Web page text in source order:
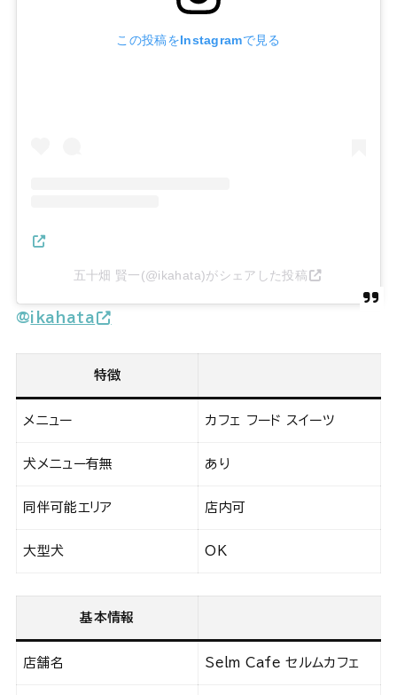
この投稿をInstagramで見る
五十畑 賢一(@ikahata)がシェアした投稿
@ikahata
特徴
メニュー カフェ フード スイーツ
犬メニュー有無 あり
同伴可能エリア 店内可
大型犬 OK
基本情報
店舗名 Selm Cafe セルムカフェ